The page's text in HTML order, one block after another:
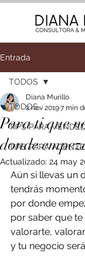
Entrada
TODOS
TIPS PARA
TIPS PARA
TODOS
Para ti que
donde
Diana Murillo
2 nov 20197 min
Actualizado: 24 may
Aún si llevas un
tendrás
por donde
por saber que
valorarte,
y tu negocio